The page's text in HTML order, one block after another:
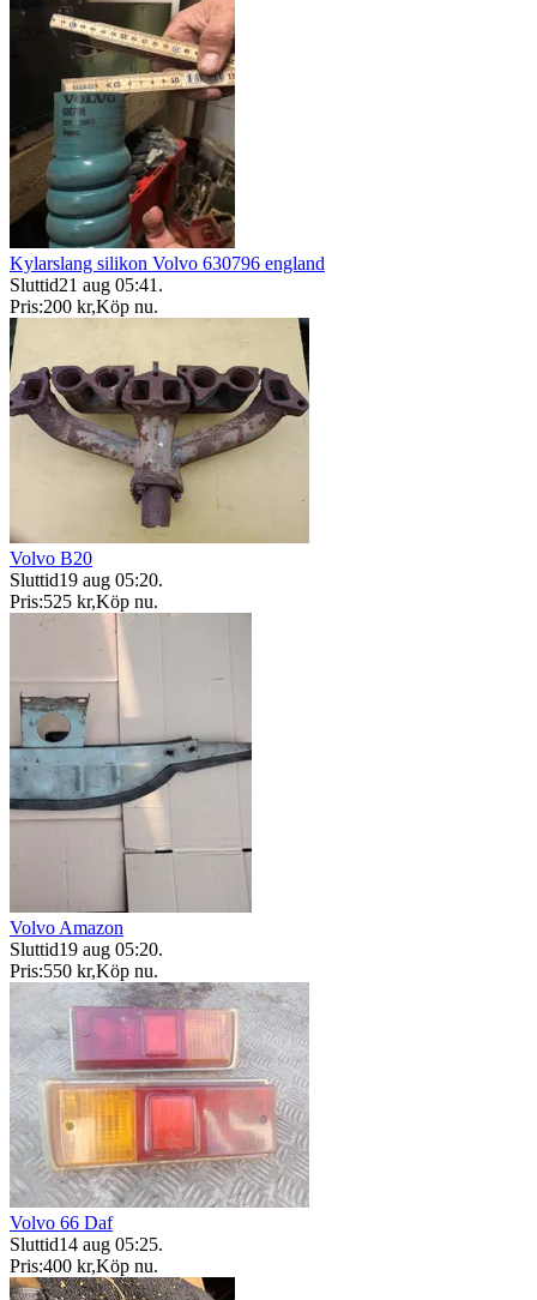
Kylarslang silikon Volvo 630796 england
Sluttid21 aug 05:41 .
Pris:200 kr,Köp nu.
Volvo B20
Sluttid19 aug 05:20.
Pris:525 kr,Köp nu.
Volvo Amazon
Sluttid19 aug 05:20.
Pris:550 kr,Köp nu.
Volvo 66 Daf
Sluttid14 aug 05:25.
Pris:400 kr,Köp nu.